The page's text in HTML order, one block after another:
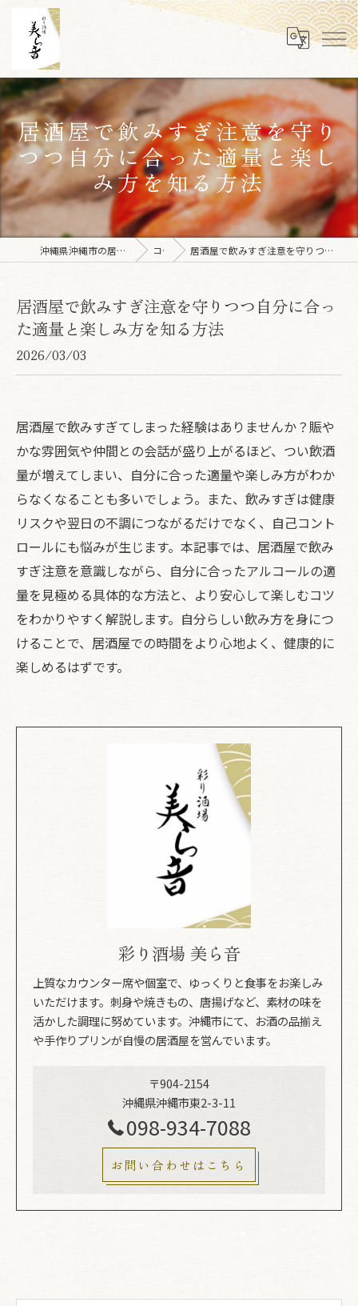
居酒屋で飲みすぎ注意を守り
つつ自分に合った適量と楽し
み方を知る方法
沖縄県沖縄市の居酒屋なら彩り酒場 美ら音 コラム 居酒屋で飲みすぎ注意を守りつつ自分に合った適量と楽しみ方を知る方法
居酒屋で飲みすぎ注意を守りつつ自分に合っ
た適量と楽しみ方を知る方法
2026/03/03
居酒屋で飲みすぎてしまった経験はありませんか？賑や
かな雰囲気や仲間との会話が盛り上がるほど、つい飲酒
量が増えてしまい、自分に合った適量や楽しみ方がわか
らなくなることも多いでしょう。また、飲みすぎは健康
リスクや翌日の不調につながるだけでなく、自己コント
ロールにも悩みが生じます。本記事では、居酒屋で飲み
すぎ注意を意識しながら、自分に合ったアルコールの適
量を見極める具体的な方法と、より安心して楽しむコツ
をわかりやすく解説します。自分らしい飲み方を身につ
けることで、居酒屋での時間をより心地よく、健康的に
楽しめるはずです。
彩り酒場 美ら音
上質なカウンター席や個室で、ゆっくりと食事をお楽しみ
いただけます。刺身や焼きもの、唐揚げなど、素材の味を
活かした調理に努めています。沖縄市にて、お酒の品揃え
や手作りプリンが自慢の居酒屋を営んでいます。
〒904-2154
沖縄県沖縄市東2-3-11
098-934-7088
お問い合わせはこちら